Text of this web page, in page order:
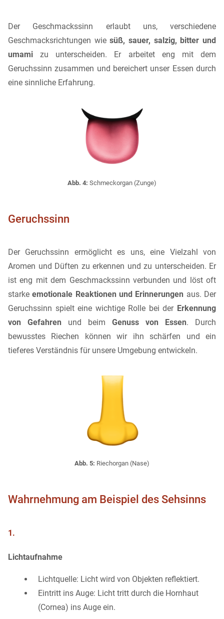
Der Geschmackssinn erlaubt uns, verschiedene
Geschmacksrichtungen wiesüß, sauer, salzig, bitter und
umami zu unterscheiden. Er arbeitet eng mit dem
Geruchssinn zusammen und bereichert unser Essen durch
eine sinnliche Erfahrung.
Abb. 4: Schmeckorgan (Zunge)
Geruchssinn
Der Geruchssinn ermöglicht es uns, eine Vielzahl von
Aromen und Düften zu erkennen und zu unterscheiden. Er
ist eng mit dem Geschmackssinn verbunden und löst oft
starkeemotionale Reaktionen und Erinnerungen aus. Der
Geruchssinn spielt eine wichtige Rolle bei der Erkennung
von Gefahren und beim Genuss von Essen. Durch
bewusstes Riechen können wir ihn schärfen und ein
tieferes Verständnis für unsere Umgebung entwickeln.
Abb. 5: Riechorgan (Nase)
Wahrnehmung am Beispiel des Sehsinns
1.
Lichtaufnahme
Lichtquelle: Licht wird von Objekten reflektiert.
Eintritt ins Auge: Licht tritt durch die Hornhaut
(Cornea) ins Auge ein.